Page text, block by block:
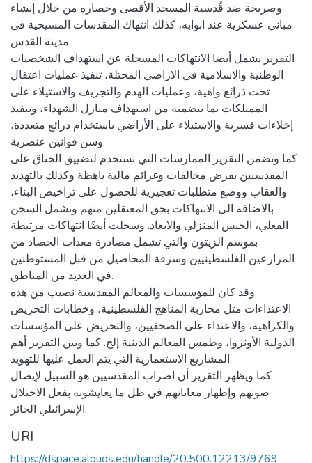
وصريحة ضد قُدسية المسجد الأقصى وحصاره من خلال إنشاء
مباني عسكرية عند ابوابه، كذلك انتهاك المقدسات المسيحية في
مدينة القدس.
التقرير يشمل أيضا الانتهاكات المسجلة عن استهداف الشخصيات
الوطنية والاسلامية في الاراضي المحتلة، تنفيذ عمليات اعتقال
تحت ذرائع واهية، وعمليات الهدم والتجريف والاستيلاء على
الممتلكات بما يتضمنه من استهداف منازل الشهداء، وتنفيذ
إخلاءات قسرية والاستيلاء على الأراضي باستخدام ذرائع متعددة،
وسن قوانين عنصرية.
كما وتضمن التقرير الممارسات التي تستخدم لتضييق الخناق على
المقدسيين بفرض مخالفات وغرائم مالية باهظة وكذلك بالتهديد
والعقاب ووضع متطلبات تعجيزية للحصول على تراخيص البناء،
بالاضافة الى الانتهاكات بحق المعتقلين منهم وتشمل السجن
الفعلي، الحبس المنزلي والابعاد. وسجلت أيضًا انتهاكات مرتبطة
بموسم الزيتون والتي تشمل مصادرة معدات الحصاد من
المزارعين الفلسطينيين وسرقة المحاصيل من قبل المستوطنين
في العديد من المناطق.
وقد كان للمؤسسات والمعالم المقدسية نصيب من هذه
الاعتداءات مثل محاربة المناهج الفلسطينية، وخطابات التحريض
والكراهية، والاعتداء على الصحفيين، والتحريض على المؤسسات
الدولية الأونروا، وطمس المعالم الدينية إلخ. كما وبين التقرير أهم
المشاريع الاستعمارية التي يتم العمل عليها للتهويد.
كما ويظهر التقرير أن اضراب المقدسيين هو السبيل لإيصال
صوتهم وإظهار معاناتهم في ظل ما يعايشونه بفعل الاحتلال
الإسرائيلي الجائر.
URI
https://dspace.alquds.edu/handle/20.500.12213/9769